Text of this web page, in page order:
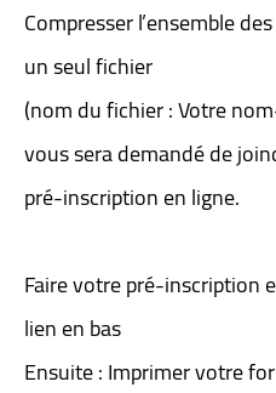
Compresser l’ensemble
un seul fichier
(nom du fichier : Votre
vous sera demandé de
pré-inscription en ligne.
Faire votre pré-inscription
lien en bas
Ensuite : Imprimer votre